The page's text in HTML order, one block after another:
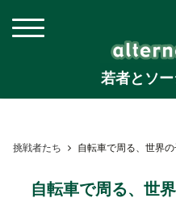
若者とソ
挑戦者たち 自転車で周る、世界
自転車で周る、世